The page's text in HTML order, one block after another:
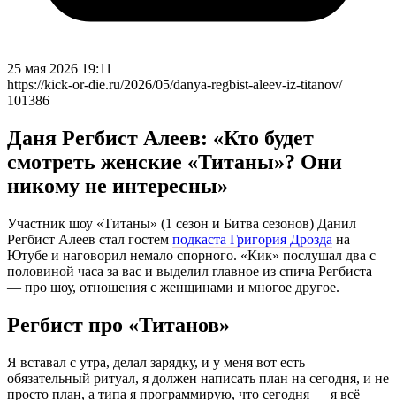
25 мая 2026 19:11
https://kick-or-die.ru/2026/05/danya-regbist-aleev-iz-titanov/
101386
Даня Регбист Алеев: «Кто будет
смотреть женские «Титаны»? Они
никому не интересны»
Участник шоу «Титаны» (1 сезон и Битва сезонов) Данил
Регбист Алеев стал гостем подкаста Григория Дрозда на
Ютубе и наговорил немало спорного. «Кик» послушал два с
половиной часа за вас и выделил главное из спича Регбиста
— про шоу, отношения с женщинами и многое другое.
Регбист про «Титанов»
Я вставал с утра, делал зарядку, и у меня вот есть
обязательный ритуал, я должен написать план на сегодня, и не
просто план, а типа я программирую, что сегодня — я всё